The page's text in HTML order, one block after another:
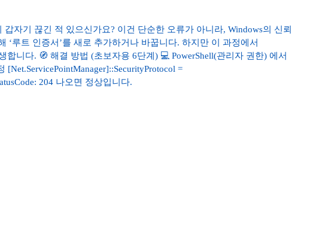
자기 끊긴 적 있으신가요? 이건 단순한 오류가 아니라, Windows의 신뢰
루트 인증서’를 새로 추가하거나 바꿉니다. 하지만 이 과정에서
니다. 🧭 해결 방법 (초보자용 6단계) 💻 PowerShell(관리자 권한) 에서
=
204 나오면 정상입니다.